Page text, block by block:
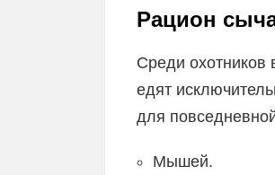
Рацион
Среди охотников
едят
для
Мышей.